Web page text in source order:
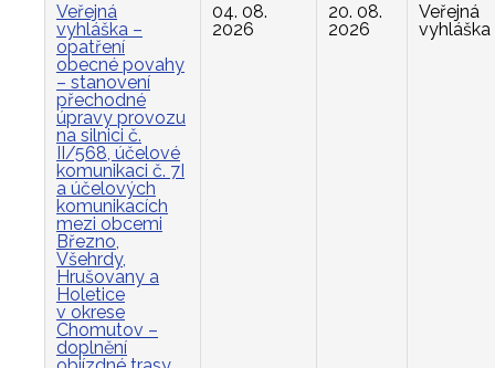
Veřejná
vyhláška –
opatření
obecné povahy
– stanovení
přechodné
úpravy provozu
na silnici č.
II/568, účelové
komunikaci č. 7I
a účelových
komunikacích
mezi obcemi
Březno,
Všehrdy,
Hrušovany a
Holetice
v okrese
Chomutov –
doplnění
04. 08.
2026
20. 08.
2026
Veřejná
vyhláška